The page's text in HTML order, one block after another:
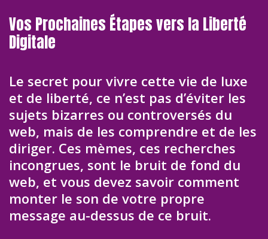
Vos Prochaines Étapes vers la Liberté
Digitale
Le secret pour vivre cette vie de luxe
et de liberté, ce n’est pas d’éviter les
sujets bizarres ou controversés du
web, mais de les comprendre et de les
diriger. Ces mèmes, ces recherches
incongrues, sont le bruit de fond du
web, et vous devez savoir comment
monter le son de votre propre
message au-dessus de ce bruit.